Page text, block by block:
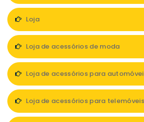
Loja
Loja de acessórios de moda
Loja de acessórios para
Loja de acessórios para telemóveis